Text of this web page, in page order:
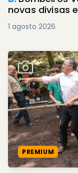
novas divisas
1 agosto 2026
PREMIUM